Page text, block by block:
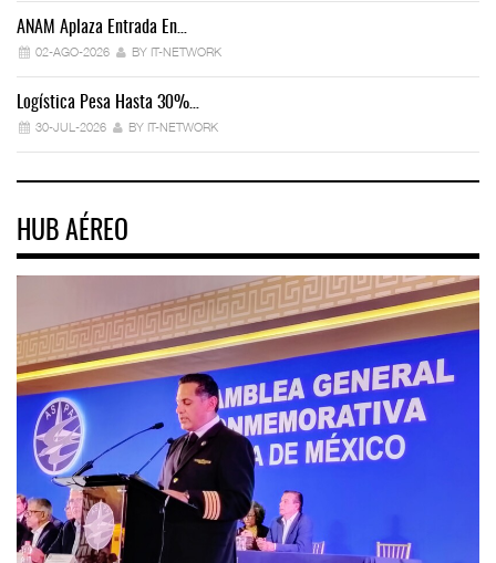
ANAM Aplaza Entrada En…
02-AGO-2026 BY IT-NETWORK
Logística Pesa Hasta 30%…
30-JUL-2026 BY IT-NETWORK
HUB AÉREO